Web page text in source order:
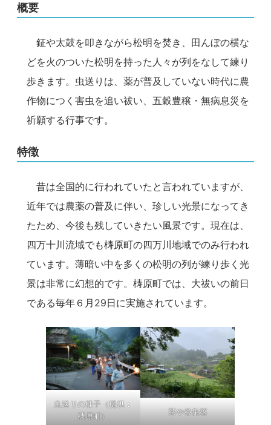
概要
鉦や太鼓を叩きながら松明を焚き、田んぼの横な
どを火のついた松明を持った人々が列をなして練り
歩きます。虫送りは、薬が普及していない時代に農
作物につく害虫を追い祓い、五穀豊穣・無病息災を
祈願する行事です。
特徴
昔は全国的に行われていたと言われていますが、
近年では農薬の普及に伴い、珍しい光景になってき
たため、今後も残していきたい風景です。現在は、
四万十川流域でも梼原町の四万川地域でのみ行われ
ています。薄暗い中を多くの松明の列が練り歩く光
景は非常に幻想的です。梼原町では、大祓いの前日
である毎年６月29日に実施されています。
虫送りの様子（提供：
梼原町）
茶や谷集落